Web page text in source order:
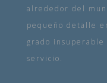
alrededor del
pequeño detalle
grado
servicio.